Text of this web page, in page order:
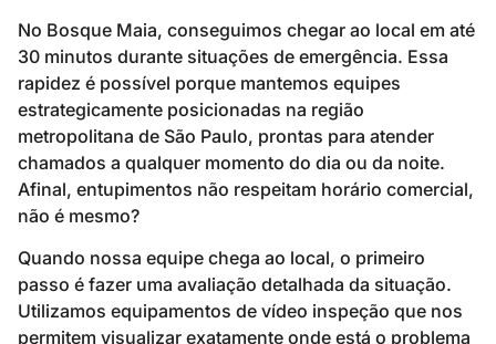
No Bosque Maia, conseguimos chegar ao local em até
30 minutos durante situações de emergência. Essa
rapidez é possível porque mantemos equipes
estrategicamente posicionadas na região
metropolitana de São Paulo, prontas para atender
chamados a qualquer momento do dia ou da noite.
Afinal, entupimentos não respeitam horário comercial,
não é mesmo?
Quando nossa equipe chega ao local, o primeiro
passo é fazer uma avaliação detalhada da situação.
Utilizamos equipamentos de vídeo inspeção que nos
permitem visualizar exatamente onde está o problema